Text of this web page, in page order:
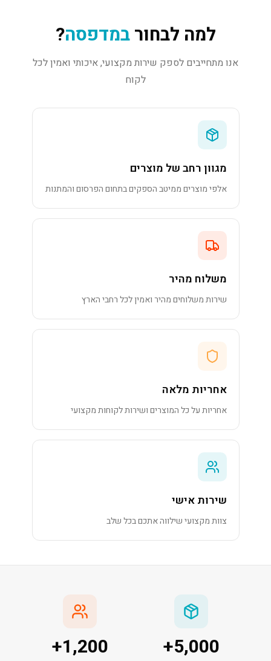
למה לבחורבמדפסה?
אנו מתחייבים לספק שירות מקצועי, איכותי ואמין לכל
לקוח
מגוון רחב של מוצרים
אלפי מוצרים ממיטב הספקים בתחום הפרסום והמתנות
משלוח מהיר
שירות משלוחים מהיר ואמין לכל רחבי הארץ
אחריות מלאה
אחריות על כל המוצרים ושירות לקוחות מקצועי
שירות אישי
צוות מקצועי שילווה אתכם בכל שלב
5,000
+
1,200
+